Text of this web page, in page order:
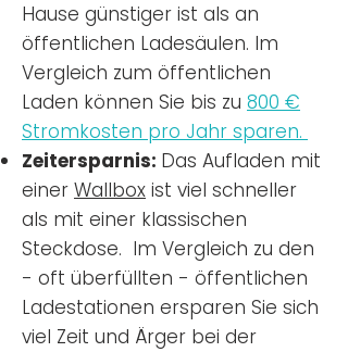
Hause günstiger ist als an
öffentlichen Ladesäulen. Im
Vergleich zum öffentlichen
Laden können Sie bis zu 800 €
Stromkosten pro Jahr sparen.
Zeitersparnis: Das Aufladen mit
einer Wallbox ist viel schneller
als mit einer klassischen
Steckdose. Im Vergleich zu den
- oft überfüllten - öffentlichen
Ladestationen ersparen Sie sich
viel Zeit und Ärger bei der